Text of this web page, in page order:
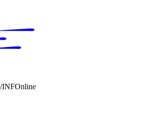
/INFOnline